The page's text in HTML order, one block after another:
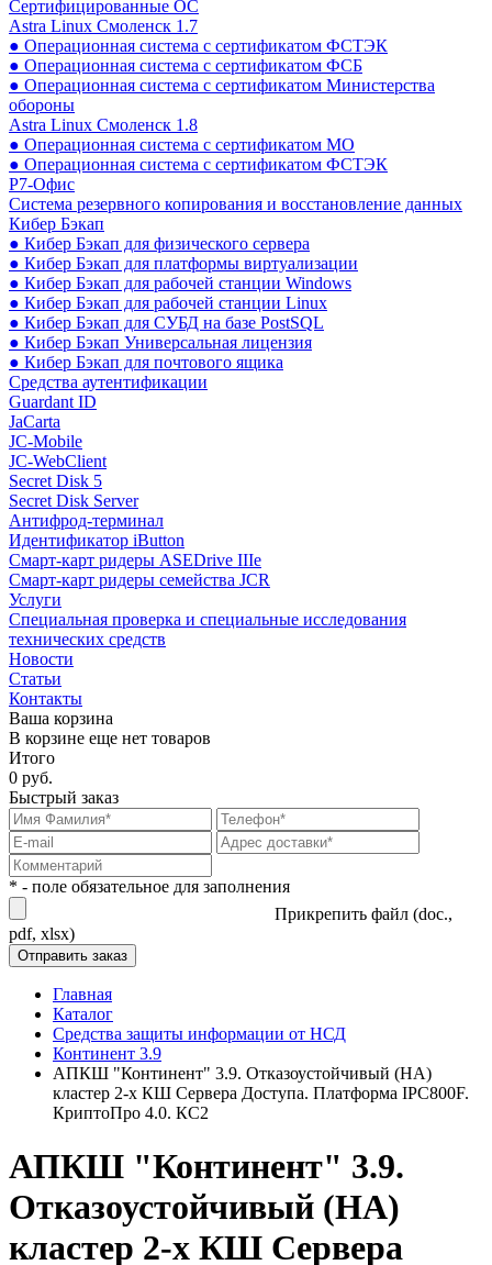
Сертифицированные ОС
Astra Linux Смоленск 1.7
● Операционная система с сертификатом ФСТЭК
● Операционная система с сертификатом ФСБ
● Операционная система с сертификатом Министерства
обороны
Astra Linux Смоленск 1.8
● Операционная система с сертификатом МО
● Операционная система с сертификатом ФСТЭК
Р7-Офис
Система резервного копирования и восстановление данных
Кибер Бэкап
● Кибер Бэкап для физического сервера
● Кибер Бэкап для платформы виртуализации
● Кибер Бэкап для рабочей станции Windows
● Кибер Бэкап для рабочей станции Linux
● Кибер Бэкап для СУБД на базе PostSQL
● Кибер Бэкап Универсальная лицензия
● Кибер Бэкап для почтового ящика
Средства аутентификации
Guardant ID
JaCarta
JC-Mobile
JC-WebClient
Secret Disk 5
Secret Disk Server
Антифрод-терминал
Идентификатор iButton
Смарт-карт ридеры ASEDrive IIIe
Смарт-карт ридеры семейства JCR
Услуги
Специальная проверка и специальные исследования
технических средств
Новости
Статьи
Контакты
Ваша корзина
В корзине еще нет товаров
Итого
0 руб.
Быстрый заказ
* - поле обязательное для заполнения
Прикрепить файл (doc.,
pdf, xlsx)
Главная
Каталог
Средства защиты информации от НСД
Континент 3.9
АПКШ "Континент" 3.9. Отказоустойчивый (HA)
кластер 2-х КШ Сервера Доступа. Платформа IPC800F.
КриптоПро 4.0. КС2
АПКШ "Континент" 3.9.
Отказоустойчивый (HA)
кластер 2-х КШ Сервера